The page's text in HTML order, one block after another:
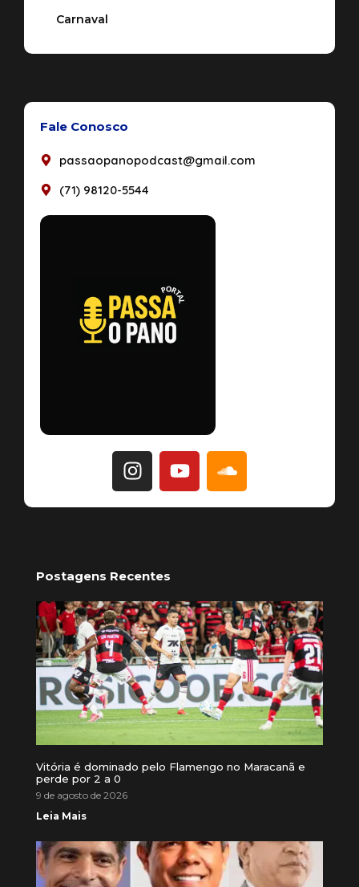
Carnaval
Fale Conosco
passaopanopodcast@gmail.com
(71) 98120-5544
Postagens Recentes
Vitória é dominado pelo Flamengo no Maracanã e
perde por 2 a 0
9 de agosto de 2026
Leia Mais